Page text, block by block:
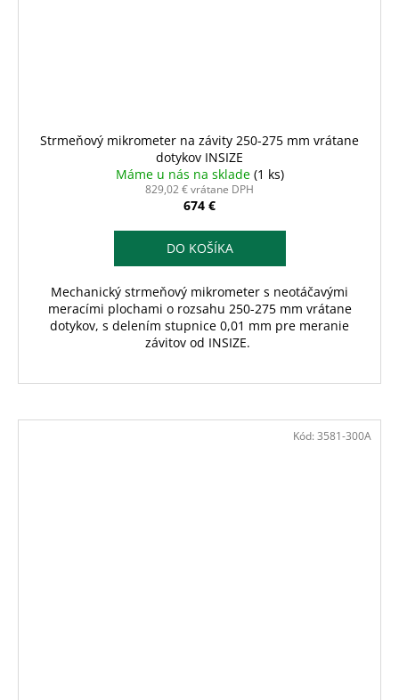
Strmeňový mikrometer na závity 250-275 mm vrátane
dotykov INSIZE
Máme u nás na sklade (1 ks)
829,02 € vrátane DPH
674 €
DO KOŠÍKA
Mechanický strmeňový mikrometer s neotáčavými
meracími plochami o rozsahu 250-275 mm vrátane
dotykov, s delením stupnice 0,01 mm pre meranie
závitov od INSIZE.
Kód: 3581-300A